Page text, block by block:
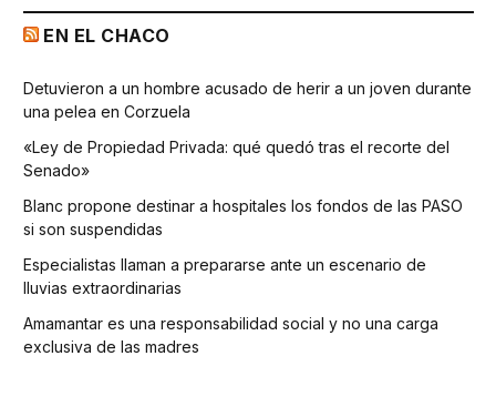
EN EL CHACO
Detuvieron a un hombre acusado de herir a un joven durante
una pelea en Corzuela
«Ley de Propiedad Privada: qué quedó tras el recorte del
Senado»
Blanc propone destinar a hospitales los fondos de las PASO
si son suspendidas
Especialistas llaman a prepararse ante un escenario de
lluvias extraordinarias
Amamantar es una responsabilidad social y no una carga
exclusiva de las madres